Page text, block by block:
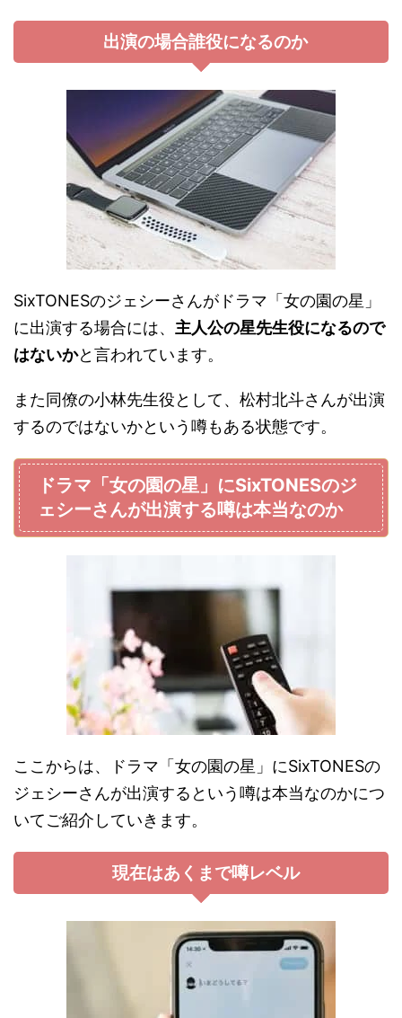
出演の場合誰役になるのか
SixTONESのジェシーさんがドラマ「女の園の星」
に出演する場合には、 主人公の星先生役になるので
はないかと言われています。
また同僚の小林先生役として、松村北斗さんが出演
するのではないかという噂もある状態です。
ドラマ「女の園の星」にSixTONESのジ
ェシーさんが出演する噂は本当なのか
ここからは、ドラマ「女の園の星」にSixTONESの
ジェシーさんが出演するという噂は本当なのかにつ
いてご紹介していきます。
現在はあくまで噂レベル